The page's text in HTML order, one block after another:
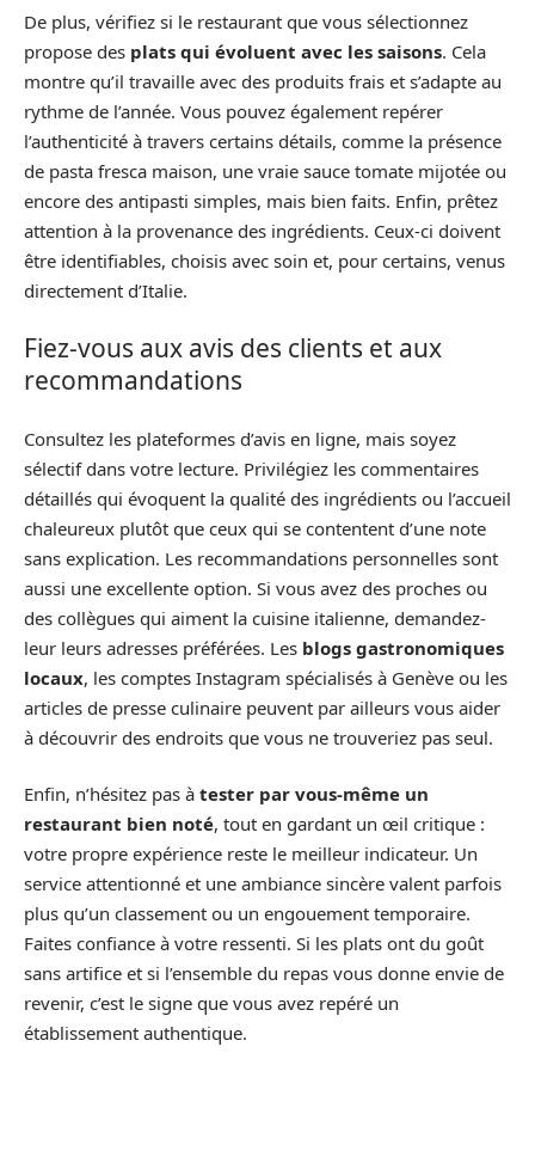
De plus, vérifiez si le restaurant que vous sélectionnez
propose des plats qui évoluent avec les saisons. Cela
montre qu’il travaille avec des produits frais et s’adapte au
rythme de l’année. Vous pouvez également repérer
l’authenticité à travers certains détails, comme la présence
de pasta fresca maison, une vraie sauce tomate mijotée ou
encore des antipasti simples, mais bien faits. Enfin, prêtez
attention à la provenance des ingrédients. Ceux-ci doivent
être identifiables, choisis avec soin et, pour certains, venus
directement d’Italie.
Fiez-vous aux avis des clients et aux
recommandations
Consultez les plateformes d’avis en ligne, mais soyez
sélectif dans votre lecture. Privilégiez les commentaires
détaillés qui évoquent la qualité des ingrédients ou l’accueil
chaleureux plutôt que ceux qui se contentent d’une note
sans explication. Les recommandations personnelles sont
aussi une excellente option. Si vous avez des proches ou
des collègues qui aiment la cuisine italienne, demandez-
leur leurs adresses préférées. Les blogs gastronomiques
locaux, les comptes Instagram spécialisés à Genève ou les
articles de presse culinaire peuvent par ailleurs vous aider
à découvrir des endroits que vous ne trouveriez pas seul.
Enfin, n’hésitez pas à tester par vous-même un
restaurant bien noté, tout en gardant un œil critique :
votre propre expérience reste le meilleur indicateur. Un
service attentionné et une ambiance sincère valent parfois
plus qu’un classement ou un engouement temporaire.
Faites confiance à votre ressenti. Si les plats ont du goût
sans artifice et si l’ensemble du repas vous donne envie de
revenir, c’est le signe que vous avez repéré un
établissement authentique.